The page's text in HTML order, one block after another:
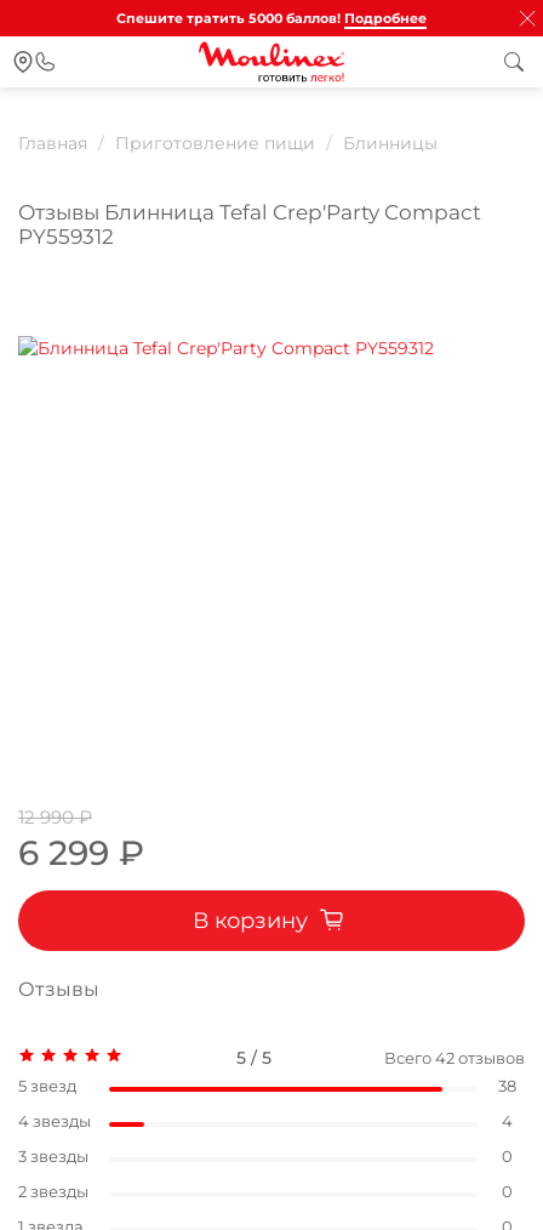
Спешите тратить 5000 баллов! Подробнее
Главная Приготовление пищи Блинницы
Отзывы Блинница Tefal Crep'Party Compact
PY559312
12 990 ₽
6 299 ₽
В корзину
Отзывы
5 / 5 Всего42отзывов
5 звезд
38
4 звезды
4
3 звезды
0
2 звезды
0
1 звезда
0